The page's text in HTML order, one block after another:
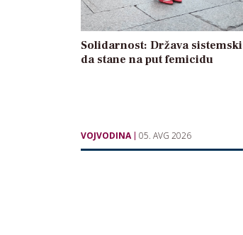
Solidarnost: Država sistemski
da stane na put femicidu
VOJVODINA 05. AVG 2026